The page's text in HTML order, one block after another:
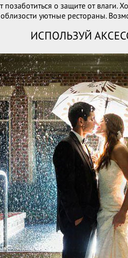
позаботиться о защите от
уютные рестораны.
ИСПОЛЬЗУЙ